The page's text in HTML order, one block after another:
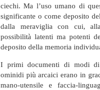
ciechi. Ma l’uso umano di
significante o come deposito
dalla meraviglia con cui,
possibilità latenti ma potenti
deposito della memoria
I primi documenti di modi
ominidi più arcaici erano in
mano-utensile e faccia-